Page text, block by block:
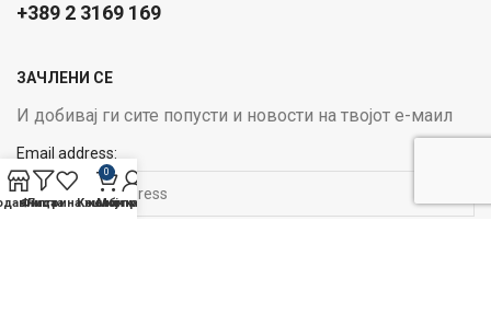
+389 2 3169 169
ЗАЧЛЕНИ СЕ
И добивај ги сите попусти и новости на твојот е-маил
Email address:
Филтри
Листа на желби
0
Кошничка
Мој профил